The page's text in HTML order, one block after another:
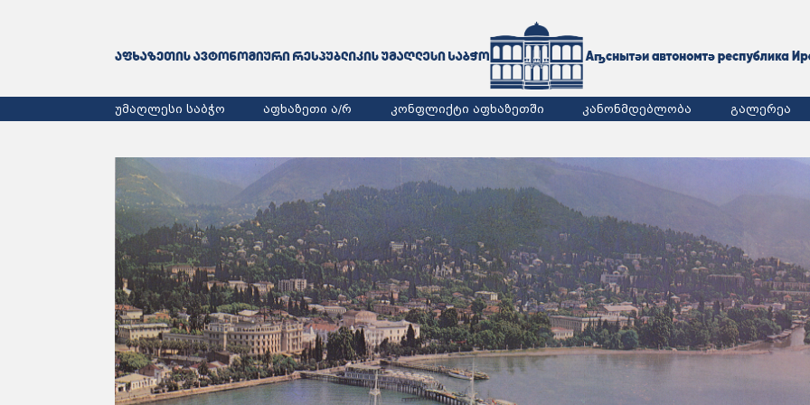
უმაღლესი საბჭო აფხაზეთი ა/რ კონფლიქტი აფხაზეთში კანონმდებლობა გალერეა